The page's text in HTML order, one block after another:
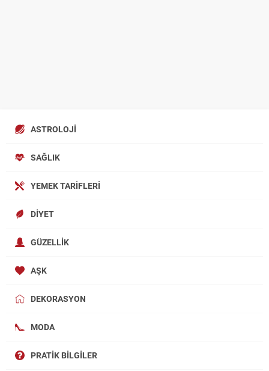
ASTROLOJI
SAĞLIK
YEMEK TARIFLERI
DIYET
GÜZELLIK
AŞK
DEKORASYON
MODA
PRATIK BILGILER